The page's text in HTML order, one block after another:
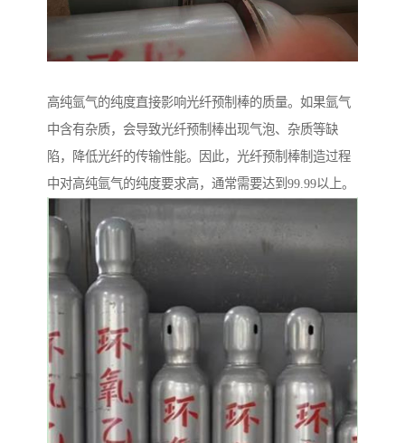
高纯氩气的纯度直接影响光纤预制棒的质量。如果氩气
中含有杂质，会导致光纤预制棒出现气泡、杂质等缺
陷，降低光纤的传输性能。因此，光纤预制棒制造过程
中对高纯氩气的纯度要求高，通常需要达到99.99以上。